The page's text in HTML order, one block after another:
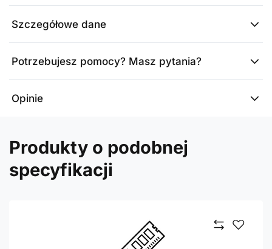
Szczegółowe dane
Potrzebujesz pomocy? Masz pytania?
Opinie
Produkty o podobnej
specyfikacji